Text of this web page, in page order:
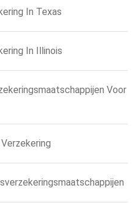
In Texas
In Illinois
Voor